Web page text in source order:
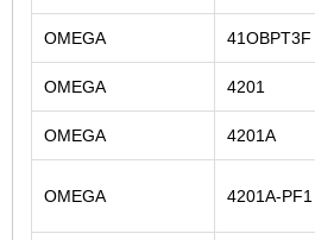
OMEGA 41OBPT3F
OMEGA 4201
OMEGA 4201A
OMEGA 4201A-PF1